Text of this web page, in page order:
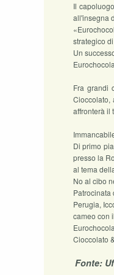
Il
all'insegna
strategico
Un
Fra grandi
Cioccolato,
affronterà il
Di primo
presso la
al tema
No al cibo
Patrocinata
Perugia,
cameo con
Cioccolato
Fonte: